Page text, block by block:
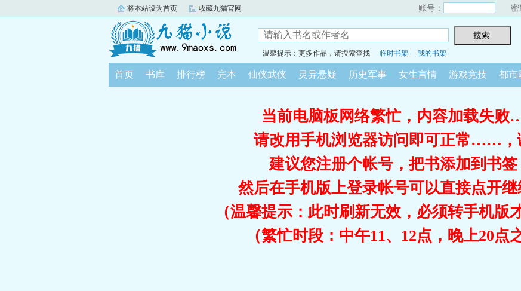
将本站设为首页 收藏九猫官网 账号： 密
温馨提示：更多作品，请搜索查找 临时书架 我的书架
首页 书库 排行榜 完本 仙侠武侠 灵异悬疑 历史军事 女生言情 游戏竞技 都市
当前电脑板网络繁忙，内容加载失
请改用手机浏览器访问即可正常……，
建议您注册个帐号，把书添加到书签
然后在手机版上登录帐号可以直接点开
（温馨提示：此时刷新无效，必须转手机版
（繁忙时段：中午11、12点，晚上20点